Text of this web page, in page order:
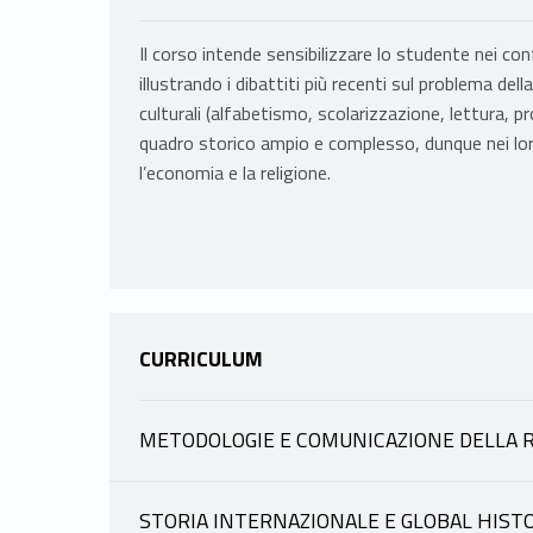
Il corso intende sensibilizzare lo studente nei
illustrando i dibattiti più recenti sul problema
culturali (alfabetismo, scolarizzazione, lettura,
quadro storico ampio e complesso, dunque nei
l’economia e la religione.
CURRICULUM
METODOLOGIE E COMUNICAZIONE DELLA
STORIA INTERNAZIONALE E GLOBAL